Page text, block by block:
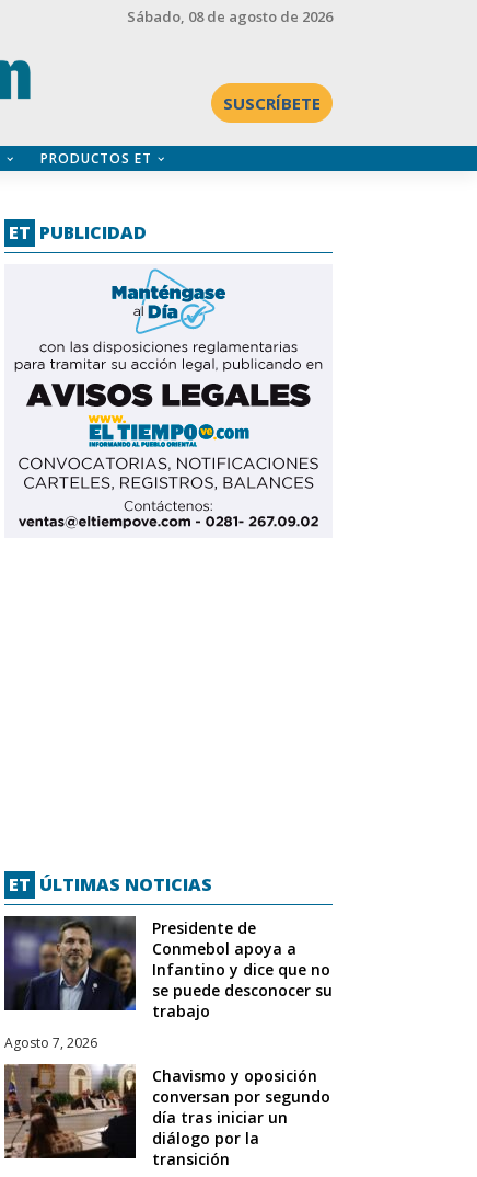
Sábado, 08 de agosto de 2026
SUSCRÍBETE
PRODUCTOS ET
ET PUBLICIDAD
ET ÚLTIMAS NOTICIAS
Presidente de
Conmebol apoya a
Infantino y dice que no
se puede desconocer su
trabajo
Agosto 7, 2026
Chavismo y oposición
conversan por segundo
día tras iniciar un
diálogo por la
transición